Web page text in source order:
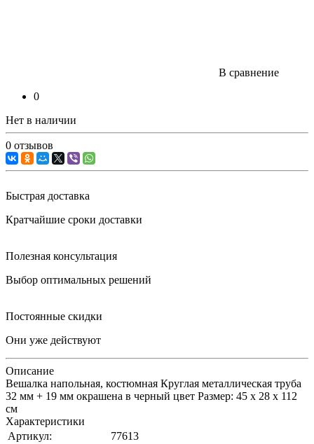
В сравнение
0
Нет в наличии
0 отзывов
Быстрая доставка
Кратчайшие сроки доставки
Полезная консультация
Выбор оптимальных решений
Постоянные скидки
Они уже действуют
Описание
Вешалка напольная, костюмная Круглая металлическая труба
32 мм + 19 мм окрашена в черный цвет Размер: 45 x 28 x 112
см
Характеристики
Артикул:
77613